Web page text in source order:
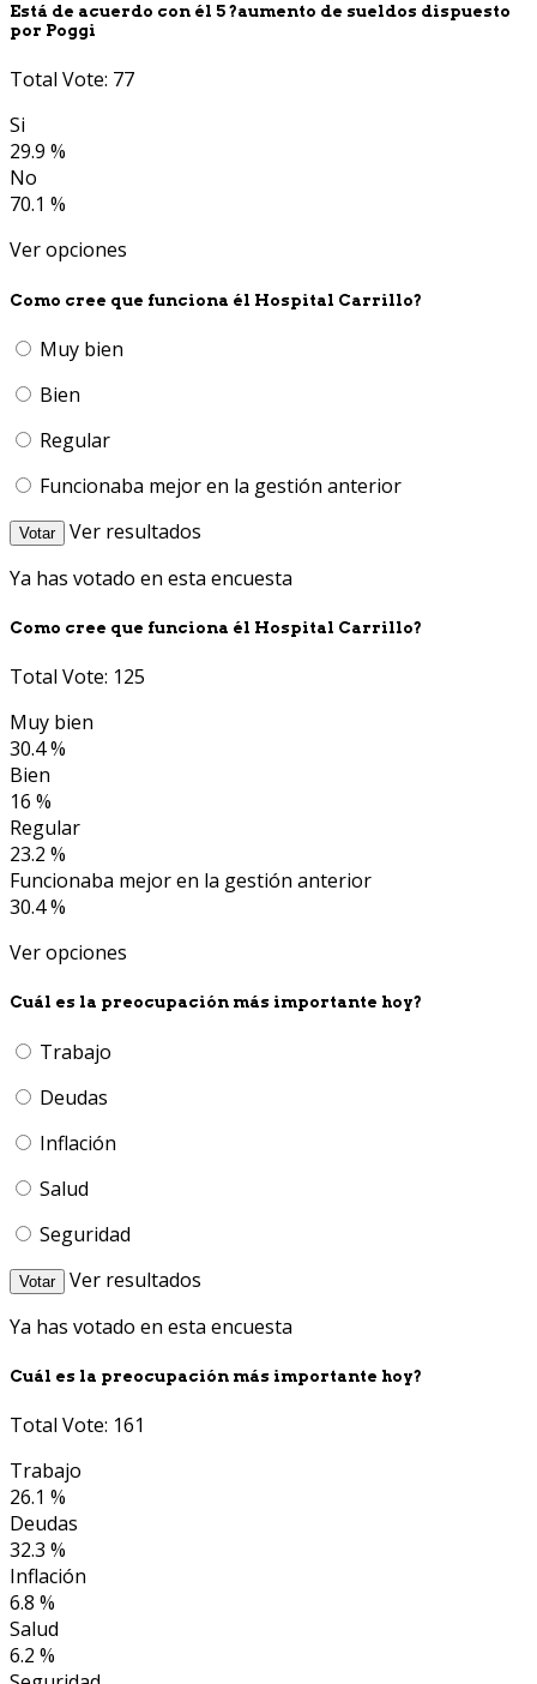
Está de acuerdo con él 5 ?aumento de sueldos dispuesto
por Poggi
Total Vote: 77
Si
29.9 %
No
70.1 %
Ver opciones
Como cree que funciona él Hospital Carrillo?
Muy bien
Bien
Regular
Funcionaba mejor en la gestión anterior
Votar
Ver resultados
Ya has votado en esta encuesta
Como cree que funciona él Hospital Carrillo?
Total Vote: 125
Muy bien
30.4 %
Bien
16 %
Regular
23.2 %
Funcionaba mejor en la gestión anterior
30.4 %
Ver opciones
Cuál es la preocupación más importante hoy?
Trabajo
Deudas
Inflación
Salud
Seguridad
Votar
Ver resultados
Ya has votado en esta encuesta
Cuál es la preocupación más importante hoy?
Total Vote: 161
Trabajo
26.1 %
Deudas
32.3 %
Inflación
6.8 %
Salud
6.2 %